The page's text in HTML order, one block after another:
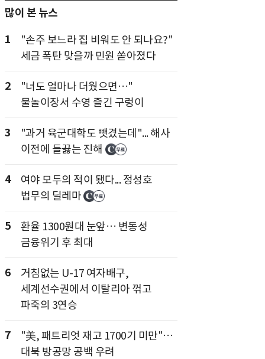
많이 본 뉴스
1
"손주 보느라 집 비워도 안 되나요?"
세금 폭탄 맞을까 민원 쏟아졌다
2
"너도 얼마나 더웠으면…"
물놀이장서 수영 즐긴 구렁이
3
"과거 육군대학도 뺏겼는데"... 해사
이전에 들끓는 진해
4
여야 모두의 적이 됐다... 정성호
법무의 딜레마
5
환율 1300원대 눈앞… 변동성
금융위기 후 최대
6
거침없는 U-17 여자배구,
세계선수권에서 이탈리아 꺾고
파죽의 3연승
7
"美, 패트리엇 재고 1700기 미만"…
대북 방공망 공백 우려